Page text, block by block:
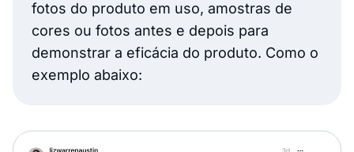
fotos do produto em uso, amostras de
cores ou fotos antes e depois para
demonstrar a eficácia do produto. Como o
exemplo abaixo: